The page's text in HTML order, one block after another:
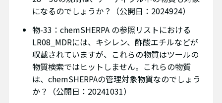
になるのでしょうか？（公開日：2024924）
物-33：chemSHERPA の参照リストにおける
LR08_MDRには、キシレン、酢酸エチルなどが
収載されていますが、これらの物質はツールの
物質検索ではヒットしません。これらの物質
は、chemSHERPAの管理対象物質なのでしょう
か？（公開日：20241031）